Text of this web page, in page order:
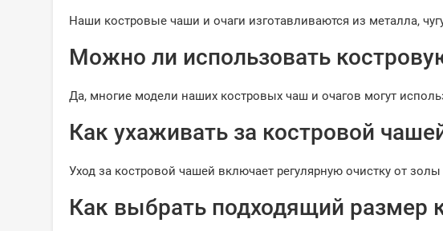
Наши костровые чаши и очаги изготавливаются из металла,
Можно ли использовать
Да, многие модели наших костровых чаш и очагов могут
Как ухаживать за костровой
Уход за костровой чашей включает регулярную очистку от
Как выбрать подходящий размер